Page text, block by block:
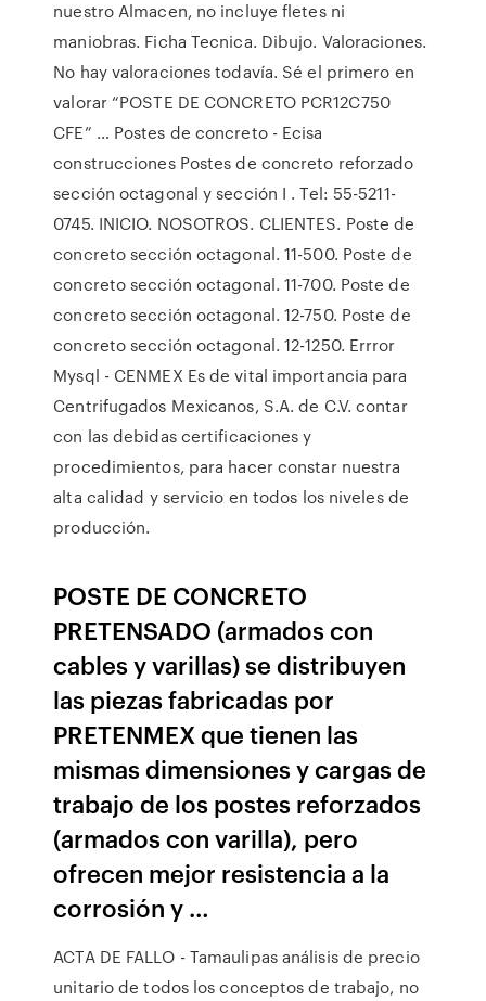
nuestro Almacen, no incluye fletes ni
maniobras. Ficha Tecnica. Dibujo. Valoraciones.
No hay valoraciones todavía. Sé el primero en
valorar “POSTE DE CONCRETO PCR12C750
CFE” … Postes de concreto - Ecisa
construcciones Postes de concreto reforzado
sección octagonal y sección I . Tel: 55-5211-
0745. INICIO. NOSOTROS. CLIENTES. Poste de
concreto sección octagonal. 11-500. Poste de
concreto sección octagonal. 11-700. Poste de
concreto sección octagonal. 12-750. Poste de
concreto sección octagonal. 12-1250. Errror
Mysql - CENMEX Es de vital importancia para
Centrifugados Mexicanos, S.A. de C.V. contar
con las debidas certificaciones y
procedimientos, para hacer constar nuestra
alta calidad y servicio en todos los niveles de
producción.
POSTE DE CONCRETO
PRETENSADO (armados con
cables y varillas) se distribuyen
las piezas fabricadas por
PRETENMEX que tienen las
mismas dimensiones y cargas de
trabajo de los postes reforzados
(armados con varilla), pero
ofrecen mejor resistencia a la
corrosión y …
ACTA DE FALLO - Tamaulipas análisis de precio
unitario de todos los conceptos de trabajo, no